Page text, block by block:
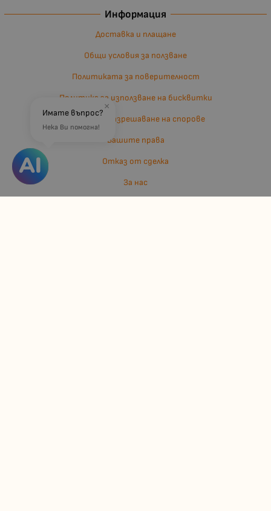
Информация
Доставка и плащане
Общи условия за ползване
Политиката за поверителност
Политика за използване на бисквитки
Въпроси и разрешаване на спорове
Вашите права
Отказ от сделка
За нас
×
Имате въпрос?
Нека Ви помогна!